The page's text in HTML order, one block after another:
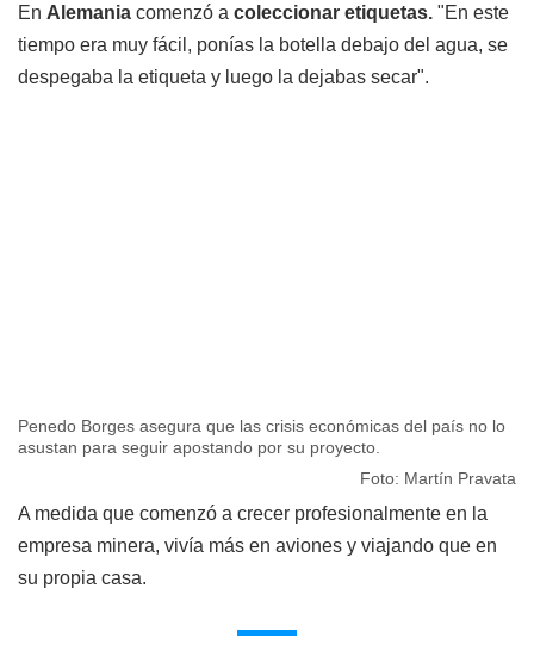
En Alemania comenzó a coleccionar etiquetas. "En este
tiempo era muy fácil, ponías la botella debajo del agua, se
despegaba la etiqueta y luego la dejabas secar".
Penedo Borges asegura que las crisis económicas del país no lo
asustan para seguir apostando por su proyecto.
Foto: Martín Pravata
A medida que comenzó a crecer profesionalmente en la
empresa minera, vivía más en aviones y viajando que en
su propia casa.